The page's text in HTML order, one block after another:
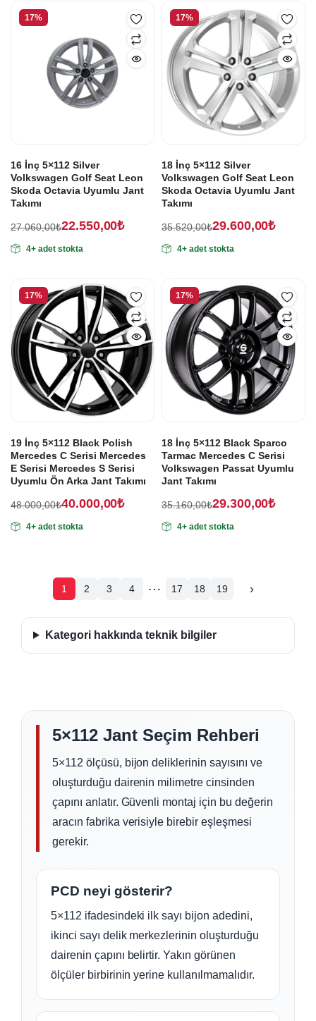
34.550,00₺.
17%
16 İnç 5×112 Silver
Volkswagen Golf Seat Leon
Skoda Octavia Uyumlu Jant
Takımı
27.060,00₺
fiyat:
22.550,00₺
andaki
22.550,00₺.
4+ adet stokta
17%
18 İnç 5×112 Silver
Volkswagen Golf Seat Leon
Skoda Octavia Uyumlu Jant
Takımı
35.520,00₺
fiyat:
29.600,00₺
andaki
29.600,00₺.
4+ adet stokta
17%
19 İnç 5×112 Black Polish
Mercedes C Serisi Mercedes
E Serisi Mercedes S Serisi
Uyumlu Ön Arka Jant Takımı
48.000,00₺
fiyat:
40.000,00₺
andaki
4+ adet stokta
17%
18 İnç 5×112 Black Sparco
Tarmac Mercedes C Serisi
Volkswagen Passat Uyumlu
Jant Takımı
35.160,00₺
fiyat:
29.300,00₺
andaki
4+ adet stokta
1 2 3 4 … 17 18 19 ›
Sonraki
sayfa
Kategori hakkında teknik bilgiler
5×112 Jant Seçim Rehberi
5×112 ölçüsü, bijon deliklerinin sayısını ve
oluşturduğu dairenin milimetre cinsinden
çapını anlatır. Güvenli montaj için bu değerin
aracın fabrika verisiyle birebir eşleşmesi
gerekir.
PCD neyi gösterir?
5×112 ifadesindeki ilk sayı bijon adedini,
ikinci sayı delik merkezlerinin oluşturduğu
dairenin çapını belirtir. Yakın görünen
ölçüler birbirinin yerine kullanılmamalıdır.